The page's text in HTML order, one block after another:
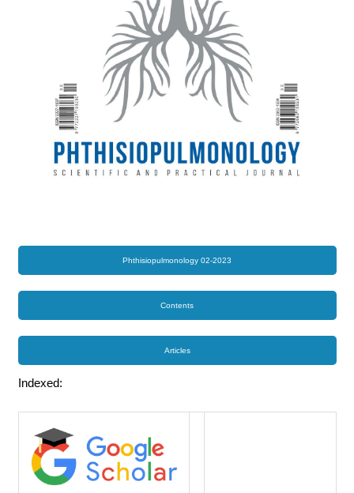
Phthisiopulmonology 02-2023
Contents
Articles
Indexed: